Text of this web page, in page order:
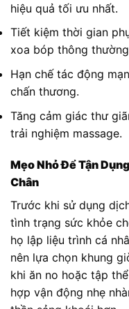
hiệu quả tối ưu nhất.
Tiết kiệm thời gian
xoa bóp thông
Hạn chế tác động
chấn thương.
Tăng cảm giác thư
trải nghiệm massage.
Mẹo Nhỏ Để Tận
Chân
Trước khi sử dụng
tình trạng sức khỏe
họ lập liệu trình cá
nên lựa chọn khung
khi ăn no hoặc tập
hợp vận động nhẹ